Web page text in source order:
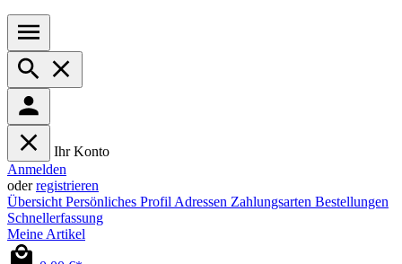
Ihr Konto
Anmelden
oderregistrieren
Übersicht Persönliches Profil Adressen Zahlungsarten Bestellungen
Schnellerfassung
Meine Artikel